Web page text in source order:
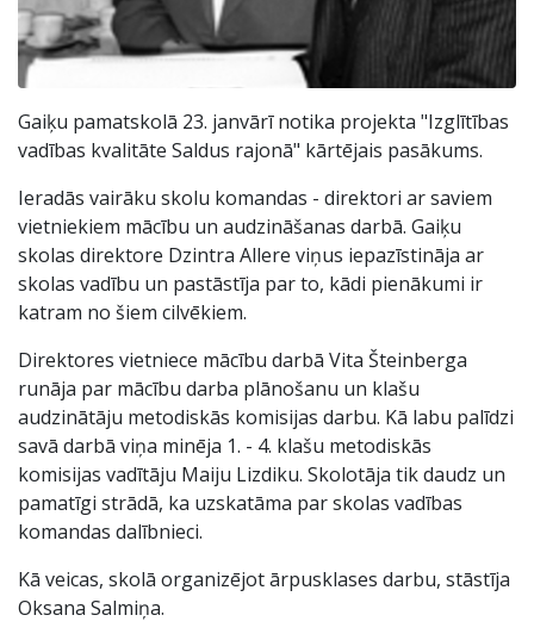
Gaiķu pamatskolā 23. janvārī notika projekta "Izglītības
vadības kvalitāte Saldus rajonā" kārtējais pasākums.
Ieradās vairāku skolu komandas - direktori ar saviem
vietniekiem mācību un audzināšanas darbā. Gaiķu
skolas direktore Dzintra Allere viņus iepazīstināja ar
skolas vadību un pastāstīja par to, kādi pienākumi ir
katram no šiem cilvēkiem.
Direktores vietniece mācību darbā Vita Šteinberga
runāja par mācību darba plānošanu un klašu
audzinātāju metodiskās komisijas darbu. Kā labu palīdzi
savā darbā viņa minēja 1. - 4. klašu metodiskās
komisijas vadītāju Maiju Lizdiku. Skolotāja tik daudz un
pamatīgi strādā, ka uzskatāma par skolas vadības
komandas dalībnieci.
Kā veicas, skolā organizējot ārpusklases darbu, stāstīja
Oksana Salmiņa.